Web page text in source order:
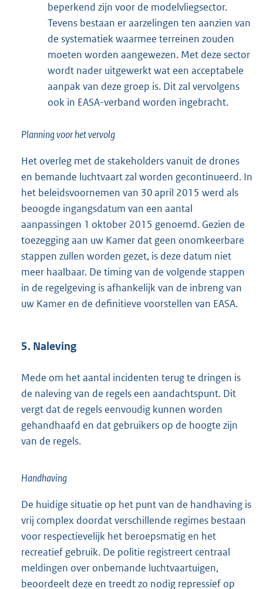
beperkend zijn voor de modelvliegsector.
Tevens bestaan er aarzelingen ten aanzien van
de systematiek waarmee terreinen zouden
moeten worden aangewezen. Met deze sector
wordt nader uitgewerkt wat een acceptabele
aanpak van deze groep is. Dit zal vervolgens
ook in EASA-verband worden ingebracht.
Planning voor het vervolg
Het overleg met de stakeholders vanuit de drones
en bemande luchtvaart zal worden gecontinueerd. In
het beleidsvoornemen van 30 april 2015 werd als
beoogde ingangsdatum van een aantal
aanpassingen 1 oktober 2015 genoemd. Gezien de
toezegging aan uw Kamer dat geen onomkeerbare
stappen zullen worden gezet, is deze datum niet
meer haalbaar. De timing van de volgende stappen
in de regelgeving is afhankelijk van de inbreng van
uw Kamer en de definitieve voorstellen van EASA.
5. Naleving
Mede om het aantal incidenten terug te dringen is
de naleving van de regels een aandachtspunt. Dit
vergt dat de regels eenvoudig kunnen worden
gehandhaafd en dat gebruikers op de hoogte zijn
van de regels.
Handhaving
De huidige situatie op het punt van de handhaving is
vrij complex doordat verschillende regimes bestaan
voor respectievelijk het beroepsmatig en het
recreatief gebruik. De politie registreert centraal
meldingen over onbemande luchtvaartuigen,
beoordeelt deze en treedt zo nodig repressief op